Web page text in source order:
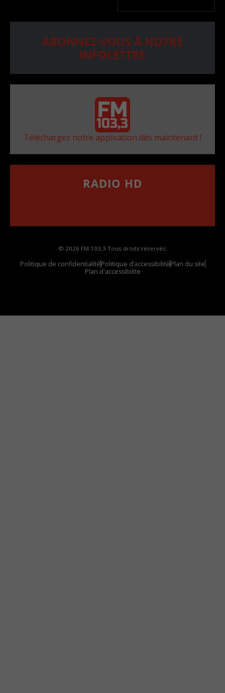
ABONNEZ-VOUS À NOTRE
INFOLETTRE
Téléchargez notre application dès maintenant !
RADIO HD
© 2026 FM 103,3 Tous droits réservés.
Politique de confidentialitéPolitique d’accessibilitéPlan du site
Plan d'accessibilite